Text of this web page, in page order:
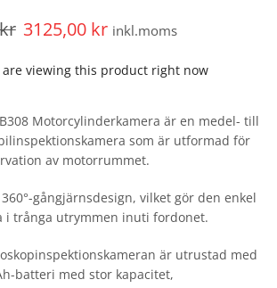
3125,00 kr inkl.moms
viewing this product right now
Motorcylinderkamera är en medel- till
som är utformad för
av motorrummet.
gångjärnsdesign, vilket gör den enkel
i trånga utrymmen inuti fordonet.
är utrustad med
batteri med stor kapacitet,